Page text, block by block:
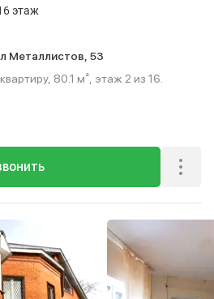
этаж
Металлистов, 53
80.1 м², этаж 2 из 16.